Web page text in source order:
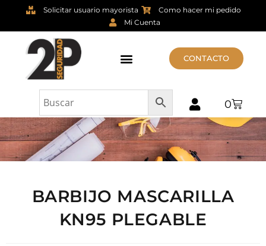
Solicitar usuario mayorista
Como hacer mi pedido
Mi Cuenta
CONTACTO
0
BARBIJO MASCARILLA
KN95 PLEGABLE